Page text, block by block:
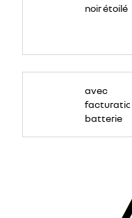
noir étoilé
avec
facturation
batterie